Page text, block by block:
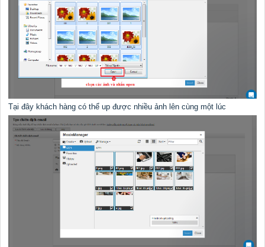
Tại đây khách hàng có thể up được nhiều ảnh lên cùng một lúc